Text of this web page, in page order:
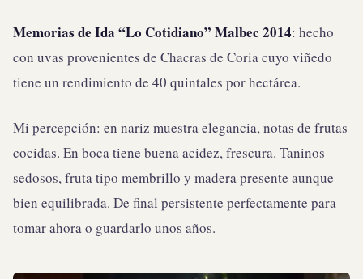
Memorias de Ida “Lo Cotidiano” Malbec 2014: hecho
con uvas provenientes de Chacras de Coria cuyo viñedo
tiene un rendimiento de 40 quintales por hectárea.
Mi percepción: en nariz muestra elegancia, notas de frutas
cocidas. En boca tiene buena acidez, frescura. Taninos
sedosos, fruta tipo membrillo y madera presente aunque
bien equilibrada. De final persistente perfectamente para
tomar ahora o guardarlo unos años.